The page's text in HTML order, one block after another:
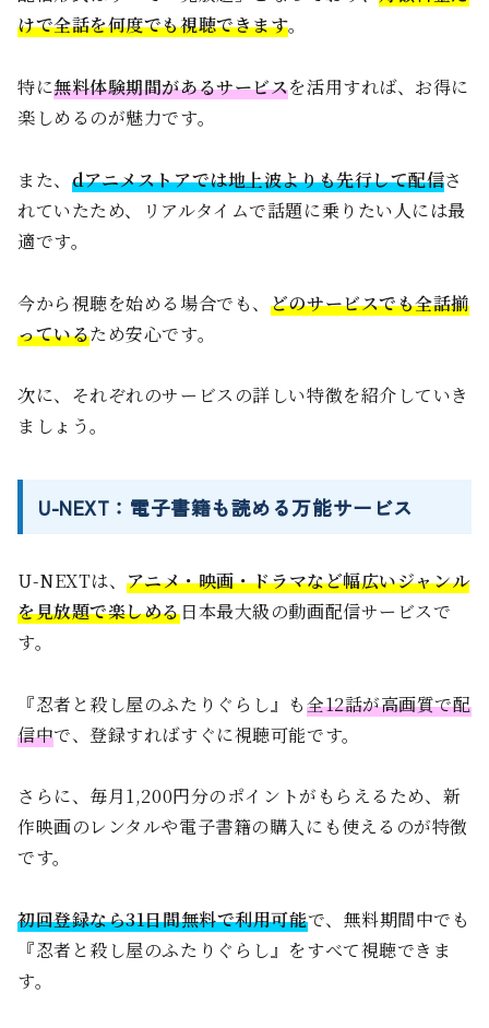
けで全話を何度でも視聴できます。
特に無料体験期間があるサービスを活用すれば、お得に
楽しめるのが魅力です。
また、 dアニメストアでは地上波よりも先行して配信さ
れていたため、リアルタイムで話題に乗りたい人には最
適です。
今から視聴を始める場合でも、 どのサービスでも全話揃
っているため安心です。
次に、それぞれのサービスの詳しい特徴を紹介していき
ましょう。
U-NEXT：電子書籍も読める万能サービス
U-NEXTは、アニメ・映画・ドラマなど幅広いジャンル
を見放題で楽しめる日本最大級の動画配信サービスで
す。
『忍者と殺し屋のふたりぐらし』も全12話が高画質で配
信中で、登録すればすぐに視聴可能です。
さらに、毎月1,200円分のポイントがもらえるため、新
作映画のレンタルや電子書籍の購入にも使えるのが特徴
です。
初回登録なら31日間無料で利用可能で、無料期間中でも
『忍者と殺し屋のふたりぐらし』をすべて視聴できま
す。